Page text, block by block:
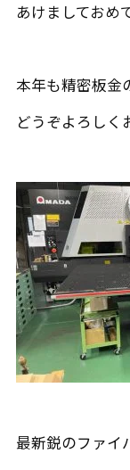
あけましておめ
本年も精密板金
どうぞよろしく
最新鋭のファイ